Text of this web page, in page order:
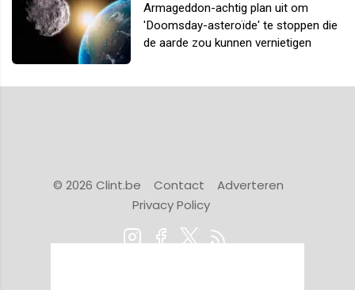
Armageddon-achtig plan uit om
'Doomsday-asteroïde' te stoppen die
de aarde zou kunnen vernietigen
© 2026 Clint.be Contact
Adverteren
Privacy Policy